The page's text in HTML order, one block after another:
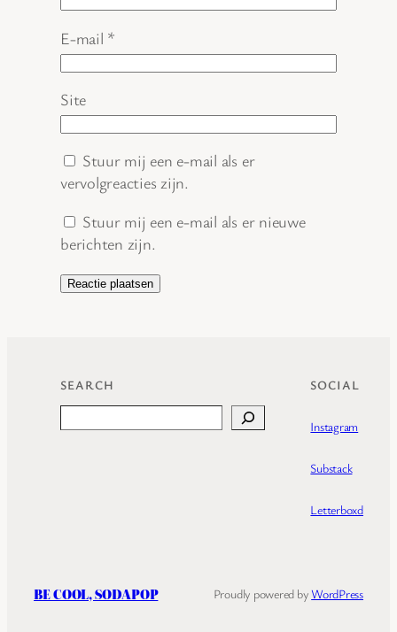
E-mail *
Site
Stuur mij een e-mail als er
vervolgreacties zijn.
Stuur mij een e-mail als er nieuwe
berichten zijn.
SEARCH SOCIAL
Instagram
Substack
Letterboxd
BE COOL, SODAPOP Proudly powered byWordPress